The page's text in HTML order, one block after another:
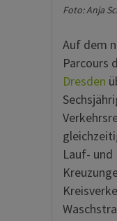
Foto: Anja
Auf dem
Parcours
Dresden
Lauf- und